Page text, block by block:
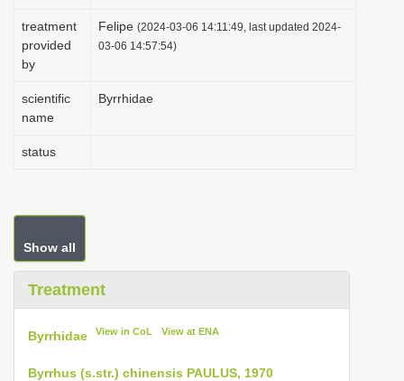
treatment
provided
by
Felipe (2024-03-06 14:11:49, last updated 2024-
03-06 14:57:54)
scientific
name
Byrrhidae
status
Show all
Treatment
Byrrhidae View in CoL View at ENA
Byrrhus (s.str.) chinensis PAULUS, 1970